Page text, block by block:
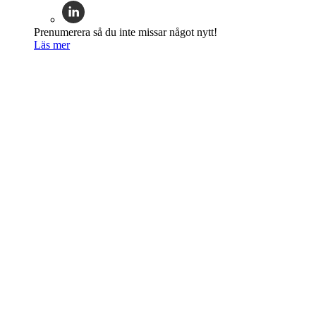
Prenumerera så du inte missar något nytt!
Läs mer